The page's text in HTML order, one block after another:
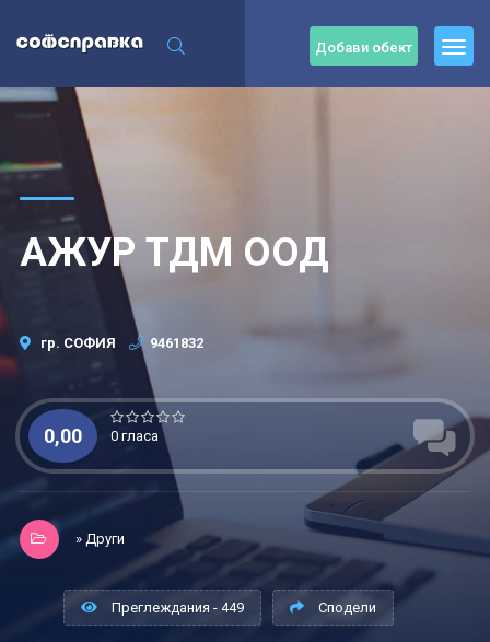
Добави обект
АЖУР ТДМ ООД
гр. СОФИЯ 9461832
0,00 0 гласа
» Други
Преглеждания - 449 Сподели